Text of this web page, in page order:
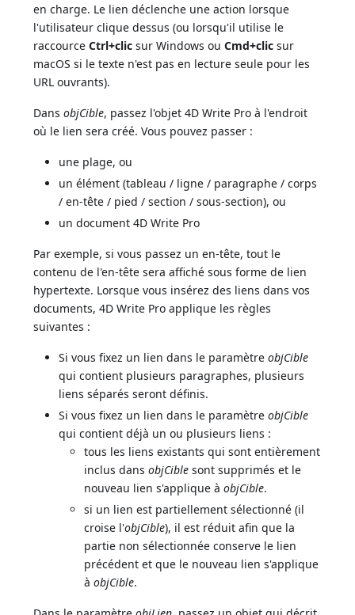
en charge. Le lien déclenche une action lorsque
l'utilisateur clique dessus (ou lorsqu'il utilise le
raccourceCtrl+clic sur Windows ouCmd+clic sur
macOS si le texte n'est pas en lecture seule pour les
URL ouvrants).
DansobjCible, passez l'objet 4D Write Pro à l'endroit
où le lien sera créé. Vous pouvez passer :
une plage, ou
un élément (tableau / ligne / paragraphe / corps
/ en-tête / pied / section / sous-section), ou
un document 4D Write Pro
Par exemple, si vous passez un en-tête, tout le
contenu de l'en-tête sera affiché sous forme de lien
hypertexte. Lorsque vous insérez des liens dans vos
documents, 4D Write Pro applique les règles
suivantes :
Si vous fixez un lien dans le paramètreobjCible
qui contient plusieurs paragraphes, plusieurs
liens séparés seront définis.
Si vous fixez un lien dans le paramètreobjCible
qui contient déjà un ou plusieurs liens :
tous les liens existants qui sont entièrement
inclus dansobjCible sont supprimés et le
nouveau lien s'applique àobjCible.
si un lien est partiellement sélectionné (il
croise l'objCible), il est réduit afin que la
partie non sélectionnée conserve le lien
précédent et que le nouveau lien s'applique
àobjCible.